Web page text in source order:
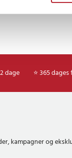
SL-
SL-M2875FD
dage ⭐ 365
kampagner og